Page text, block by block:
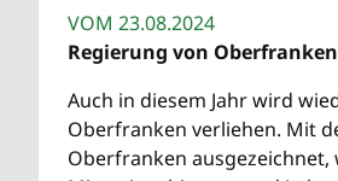
VOM 23.08.2024
Regierung von
Auch in diesem Jahr wird
Oberfranken verliehen. Mit
Oberfranken